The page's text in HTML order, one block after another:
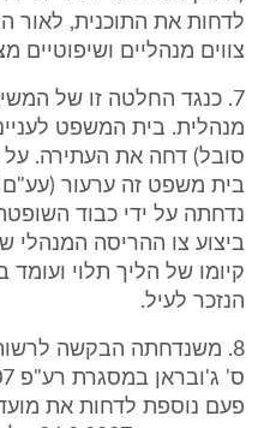
לדחות את התוכנית,
צווים מנהליים ושיפוטיים
מנהלית. בית המשפט
סובל) דחה את העתירה. על
נדחתה על ידי כבוד
הנזכר לעיל.
8. משנדחתה הבקשה
פעם נוספת לדחות את